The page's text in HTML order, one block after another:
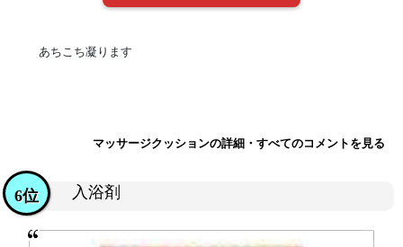
あちこち凝ります
マッサージクッションの詳細・すべてのコメントを見る
入浴剤
6位